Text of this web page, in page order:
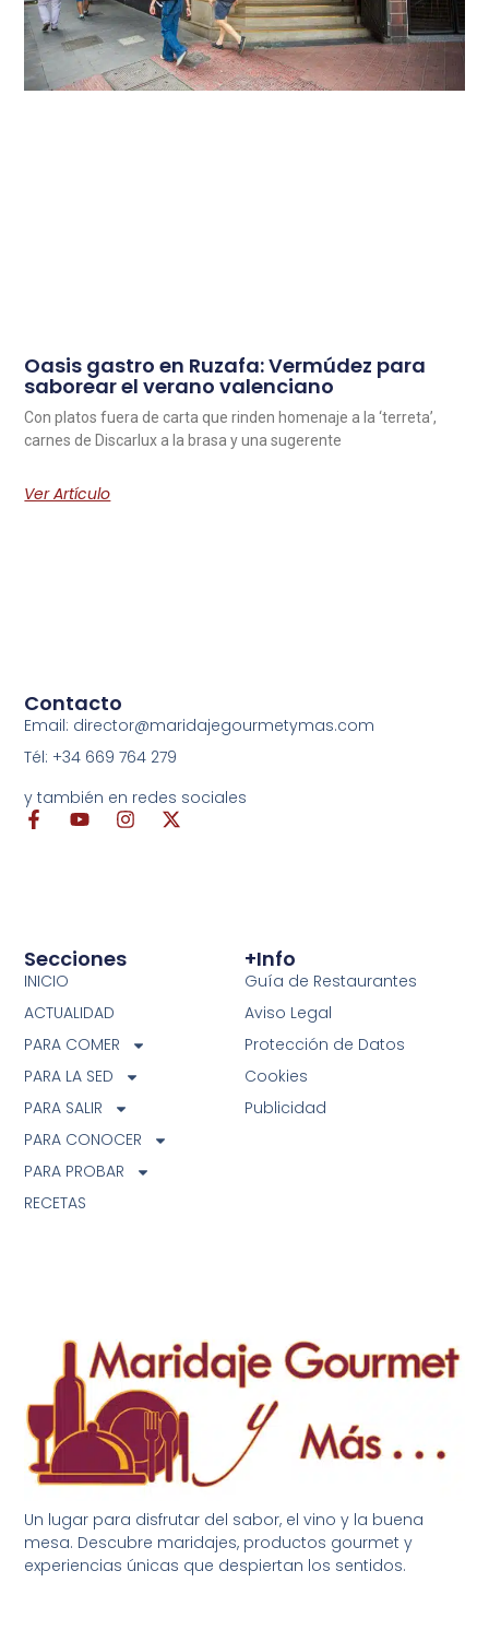
Oasis gastro en Ruzafa: Vermúdez para
saborear el verano valenciano
Con platos fuera de carta que rinden homenaje a la ‘terreta’,
carnes de Discarlux a la brasa y una sugerente
Ver Artículo
Un lugar para disfrutar del sabor, el vino y la buena
mesa. Descubre maridajes, productos gourmet y
experiencias únicas que despiertan los sentidos.
+info
Guía de Restaurantes
Aviso Legal
Protección de Datos
Cookies
Publicidad
Secciones
INICIO
ACTUALIDAD
PARA COMER
PARA LA SED
PARA SALIR
PARA CONOCER
PARA PROBAR
RECETAS
Contacto
Email: director@maridajegourmetymas.com
Tél: +34 669 764 279
y también en redes sociales